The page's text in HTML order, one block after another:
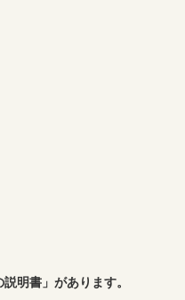
明書」があります。